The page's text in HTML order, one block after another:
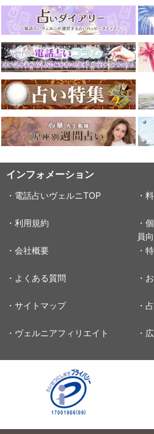
インフォメーション
・電話占いヴェルニTOP ・
・利用規約
・
員向
・会社概要
・
・よくある質問 ・
・サイトマップ ・
・ヴェルニアフィリエイト ・